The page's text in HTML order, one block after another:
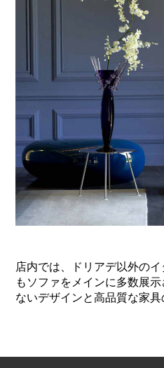
店内では、ドリアデ以外の
もソファをメインに多数展
ないデザインと高品質な家具